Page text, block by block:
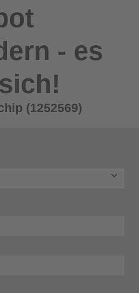
- es
(1252569)